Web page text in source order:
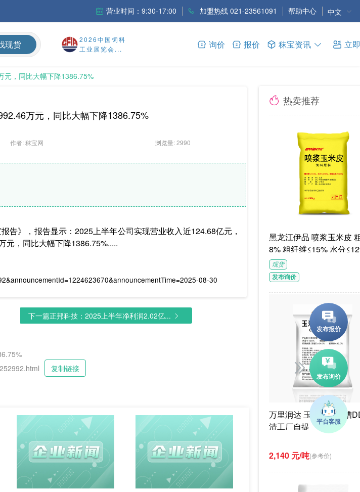
营业时间：9:30-17:00 加盟热线 021-23561091 帮助中心 中文
现货
2026中国饲料
工业展览会...
询价 报价 秣宝资讯 立
元，同比大幅下降1386.75%
万元，同比大幅下降1386.75%
作者: 秣宝网 浏览量: 2990
告》，报告显示：2025上半年公司实现营业收入近124.68亿元，
元，同比大幅下降1386.75%.....
08-30
下一篇正邦科技：2025上半年净利润2.02亿...
复制链接
热卖推荐
黑龙江伊品 喷浆玉米皮 粗蛋白≥1
8% 粗纤维≤15% 水分
G/袋饲料级褐色或浅褐
体
现货
发布询价
万里润达 玉米干酒精糟
清工厂自提
2,140 元/吨(参考价)